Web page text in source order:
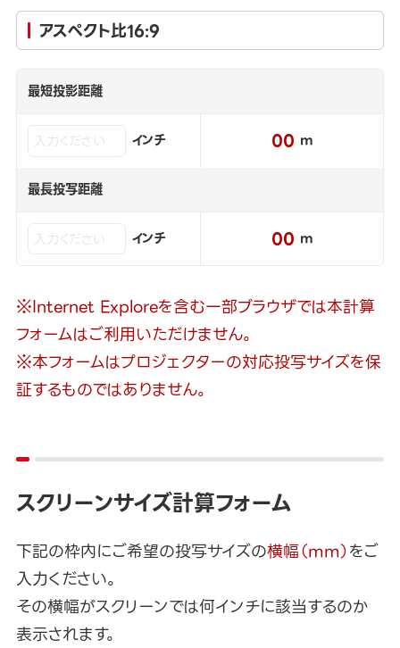
アスペクト比16:9
最短投影距離
インチ 00 m
最長投写距離
インチ 00 m
※Internet Exploreを含む一部ブラウザでは本計算
フォームはご利用いただけません。
※本フォームはプロジェクターの対応投写サイズを保
証するものではありません。
スクリーンサイズ計算フォーム
下記の枠内にご希望の投写サイズの横幅（mm）をご
入力ください。
その横幅がスクリーンでは何インチに該当するのか
表示されます。